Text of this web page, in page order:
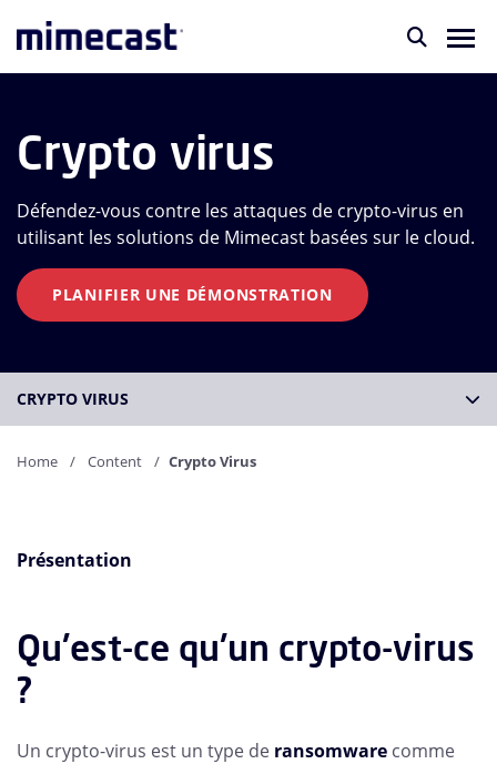
Crypto virus
Défendez-vous contre les attaques de crypto-virus en
utilisant les solutions de Mimecast basées sur le cloud.
PLANIFIER UNE DÉMONSTRATION
CRYPTO VIRUS
Home Content Crypto Virus
Présentation
Qu'est-ce qu'un crypto-virus
?
Un crypto-virus est un type de ransomware comme